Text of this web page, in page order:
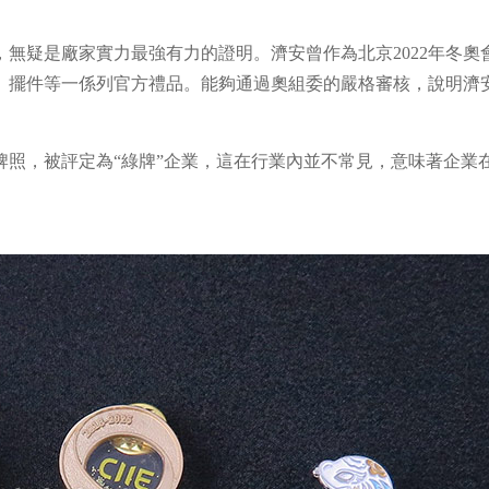
疑是廠家實力最強有力的證明。濟安曾作為北京2022年冬奧
件等一係列官方禮品。能夠通過奧組委的嚴格審核，說明濟
，被評定為“綠牌”企業，這在行業內並不常見，意味著企業